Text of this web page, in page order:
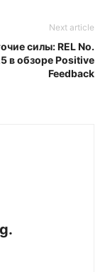
Next article
силы: REL No.
в обзоре Positive
Feedback